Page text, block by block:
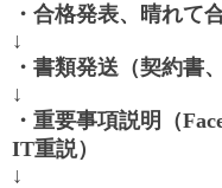
・合格発表、晴れて
↓
・書類発送（契約書
↓
・重要事項説明（
IT重説）
↓